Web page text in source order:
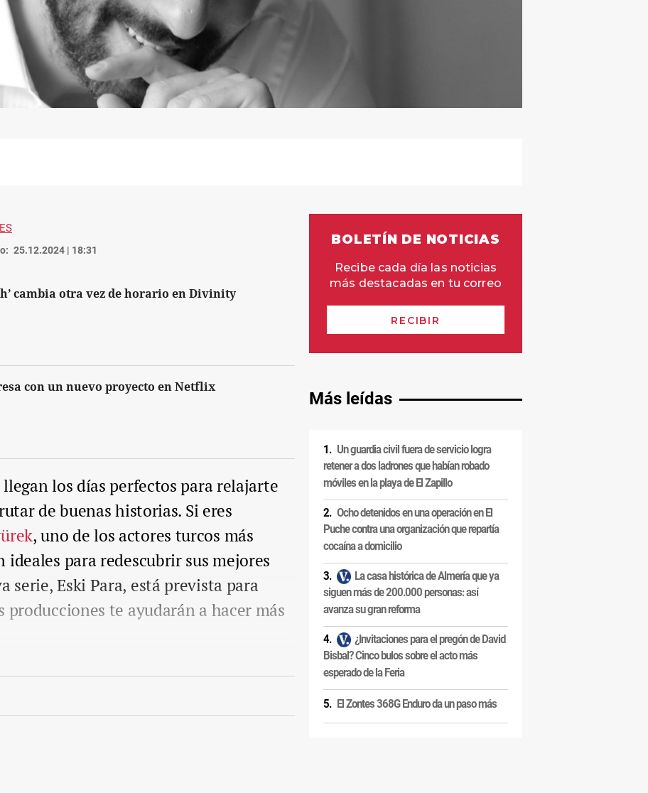
25.12.2024 | 18:31
cambia otra vez de horario en Divinity
con un nuevo proyecto en Netflix
los días perfectos para relajarte
de buenas historias. Si eres
, uno de los actores turcos más
ideales para redescubrir sus mejores
serie, Eski Para, está prevista para
producciones te ayudarán a hacer más
Más leídas
Un guardia civil fuera de servicio logra
retener a dos ladrones que habían robado
móviles en la playa de El Zapillo
Ocho detenidos en una operación en El
Puche contra una organización que repartía
cocaína a domicilio
La casa histórica de Almería que ya
siguen más de 200.000 personas: así
avanza su gran reforma
¿Invitaciones para el pregón de David
Bisbal? Cinco bulos sobre el acto más
esperado de la Feria
El Zontes 368G Enduro da un paso más